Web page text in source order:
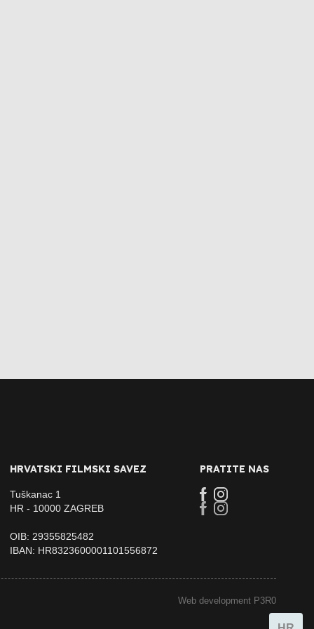
HRVATSKI FILMSKI SAVEZ
Tuškanac 1
HR - 10000 ZAGREB
OIB: 29355825482
IBAN: HR8323600001101556872
PRATITE NAS
Web development P3R0